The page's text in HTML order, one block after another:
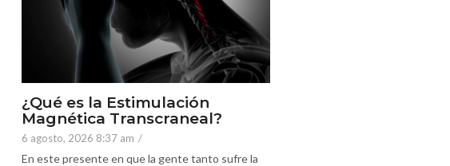
¿Qué es la Estimulación
Magnética Transcraneal?
6 agosto, 2026 8:37 am /
En este presente en que la gente tanto sufre la